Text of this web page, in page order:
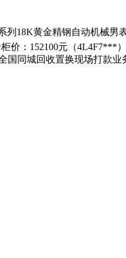
18K黄金精钢自动机械男
价：152100元（4L4F7***
同城回收置换现场打款业